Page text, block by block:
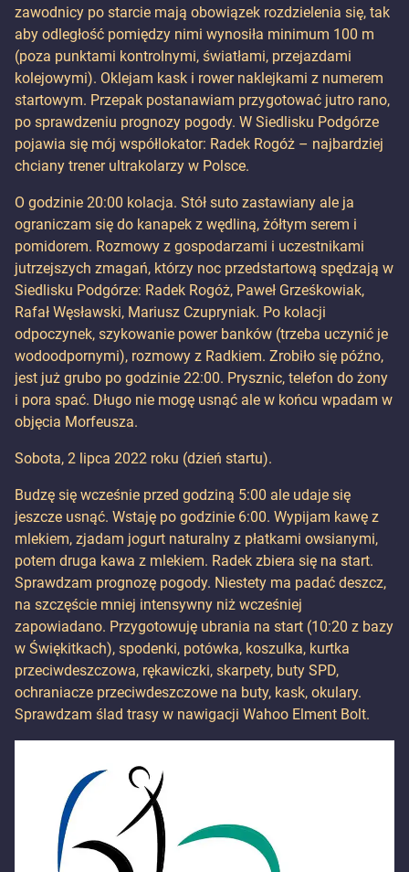
zawodnicy po starcie mają obowiązek rozdzielenia się, tak
aby odległość pomiędzy nimi wynosiła minimum 100 m
(poza punktami kontrolnymi, światłami, przejazdami
kolejowymi). Oklejam kask i rower naklejkami z numerem
startowym. Przepak postanawiam przygotować jutro rano,
po sprawdzeniu prognozy pogody. W Siedlisku Podgórze
pojawia się mój współlokator: Radek Rogóż – najbardziej
chciany trener ultrakolarzy w Polsce.
O godzinie 20:00 kolacja. Stół suto zastawiany ale ja
ograniczam się do kanapek z wędliną, żółtym serem i
pomidorem. Rozmowy z gospodarzami i uczestnikami
jutrzejszych zmagań, którzy noc przedstartową spędzają w
Siedlisku Podgórze: Radek Rogóż, Paweł Grześkowiak,
Rafał Węsławski, Mariusz Czupryniak. Po kolacji
odpoczynek, szykowanie power banków (trzeba uczynić je
wodoodpornymi), rozmowy z Radkiem. Zrobiło się późno,
jest już grubo po godzinie 22:00. Prysznic, telefon do żony
i pora spać. Długo nie mogę usnąć ale w końcu wpadam w
objęcia Morfeusza.
Sobota, 2 lipca 2022 roku (dzień startu).
Budzę się wcześnie przed godziną 5:00 ale udaje się
jeszcze usnąć. Wstaję po godzinie 6:00. Wypijam kawę z
mlekiem, zjadam jogurt naturalny z płatkami owsianymi,
potem druga kawa z mlekiem. Radek zbiera się na start.
Sprawdzam prognozę pogody. Niestety ma padać deszcz,
na szczęście mniej intensywny niż wcześniej
zapowiadano. Przygotowuję ubrania na start (10:20 z bazy
w Świękitkach), spodenki, potówka, koszulka, kurtka
przeciwdeszczowa, rękawiczki, skarpety, buty SPD,
ochraniacze przeciwdeszczowe na buty, kask, okulary.
Sprawdzam ślad trasy w nawigacji Wahoo Elment Bolt.